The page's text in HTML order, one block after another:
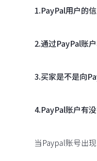
1.PayPal用户的
2.通过PayPal账
3.买家是不是向
4.PayPal账户有
当Paypal账号出